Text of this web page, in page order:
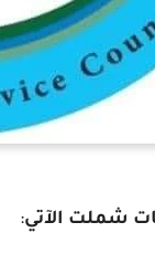
شملت الآتي: